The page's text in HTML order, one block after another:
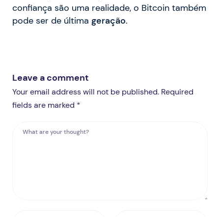
confiança são uma realidade, o Bitcoin também
pode ser de última geração.
Leave a comment
Your email address will not be published. Required
fields are marked *